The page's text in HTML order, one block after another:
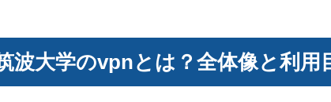
波大学のvpnとは？全体像と利